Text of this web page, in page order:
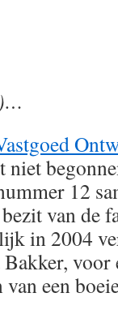
12
van de
in 2004
voor
een